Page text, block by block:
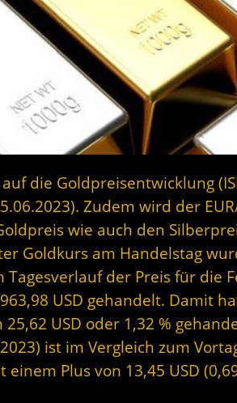
die Goldpreisentwicklung
Zudem wird der
wie auch den
Goldkurs am Handelstag
der Preis für die
USD gehandelt. Damit
USD oder 1,32 %
ist im Vergleich zum
Plus von 13,45 USD